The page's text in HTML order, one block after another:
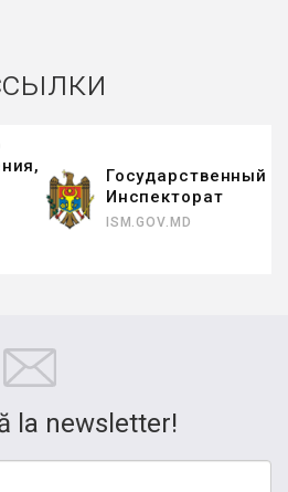
Государственный
Инспекторат
ISM.GOV.MD
la newsletter!